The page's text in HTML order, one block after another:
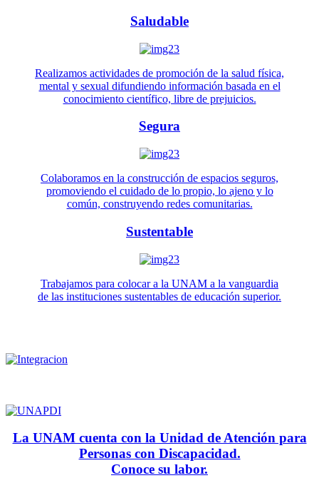
Saludable
Realizamos actividades de promoción de la salud física,
mental y sexual difundiendo información basada en el
conocimiento científico, libre de prejuicios.
Segura
Colaboramos en la construcción de espacios seguros,
promoviendo el cuidado de lo propio, lo ajeno y lo
común, construyendo redes comunitarias.
Sustentable
Trabajamos para colocar a la UNAM a la vanguardia
de las instituciones sustentables de educación superior.
La UNAM cuenta con la Unidad de Atención para
Personas con Discapacidad.
Conoce su labor.